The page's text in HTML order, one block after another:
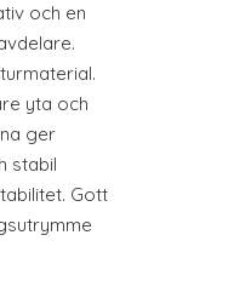
och en
yta och
ger
stabil
Gott